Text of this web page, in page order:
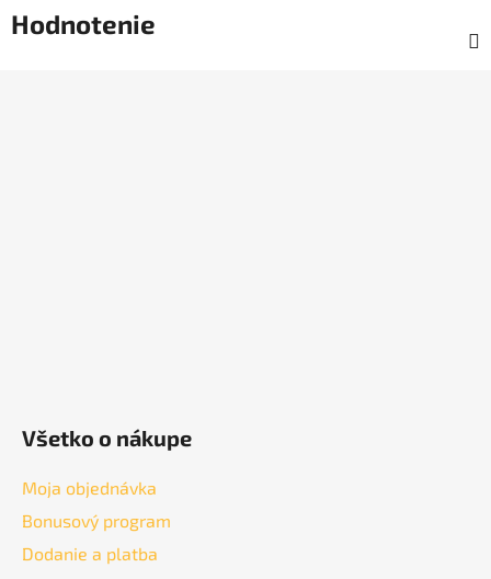
Hodnotenie
Všetko o nákupe
Moja objednávka
Bonusový program
Dodanie a platba